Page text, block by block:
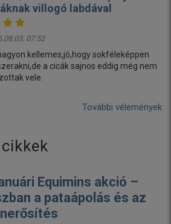
villogó labdával
07:52
kellemes,jó,hogy sokféleképpen
a cicák sajnos eddig még nem
vele.
További vélemények
Equimins akció –
a pataápolás és az